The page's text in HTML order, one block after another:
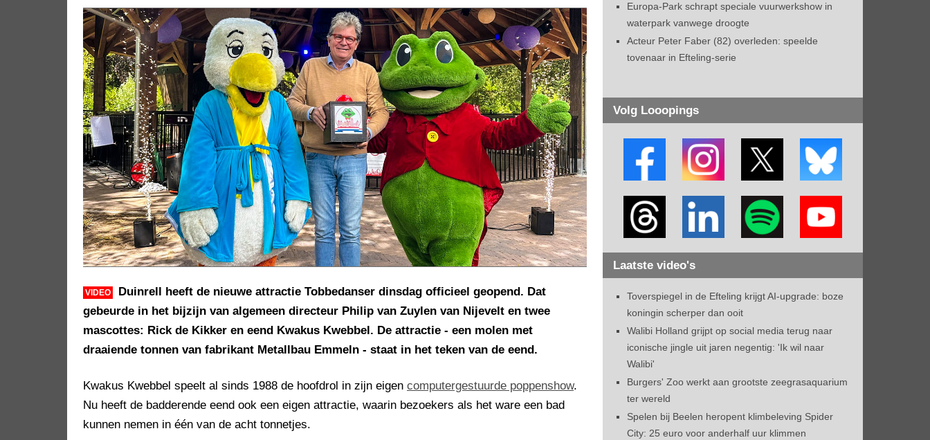
VIDEO
Duinrell heeft de nieuwe attractie Tobbedanser dinsdag officieel geopend. Dat
gebeurde in het bijzijn van algemeen directeur Philip van Zuylen van Nijevelt en twee
mascottes: Rick de Kikker en eend Kwakus Kwebbel. De attractie - een molen met
draaiende tonnen van fabrikant Metallbau Emmeln - staat in het teken van de eend.
Kwakus Kwebbel speelt al sinds 1988 de hoofdrol in zijn eigen computergestuurde poppenshow.
Nu heeft de badderende eend ook een eigen attractie, waarin bezoekers als het ware een bad
kunnen nemen in één van de acht tonnetjes.
Europa-Park schrapt speciale vuurwerkshow in
waterpark vanwege droogte
Acteur Peter Faber (82) overleden: speelde
tovenaar in Efteling-serie
Volg Looopings
Laatste video's
Toverspiegel in de Efteling krijgt AI-upgrade: boze
koningin scherper dan ooit
Walibi Holland grijpt op social media terug naar
iconische jingle uit jaren negentig: 'Ik wil naar
Walibi'
Burgers' Zoo werkt aan grootste zeegrasaquarium
ter wereld
Spelen bij Beelen heropent klimbeleving Spider
City: 25 euro voor anderhalf uur klimmen